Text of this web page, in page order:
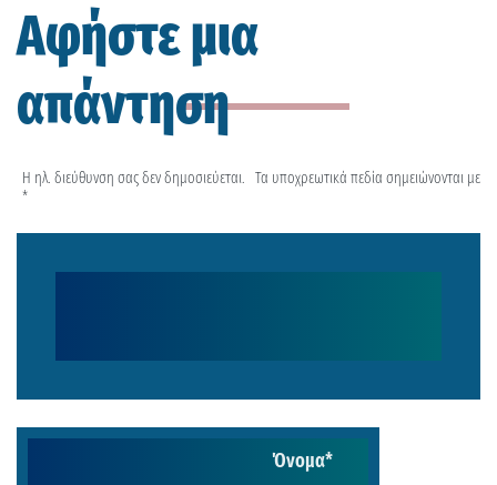
Αφήστε μια
απάντηση
Η ηλ. διεύθυνση σας δεν δημοσιεύεται. Τα υποχρεωτικά πεδία σημειώνονται με
*
Όνομα*